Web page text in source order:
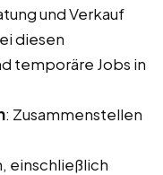
und Verkauf
diesen
temporäre Jobs in
: Zusammenstellen
einschließlich